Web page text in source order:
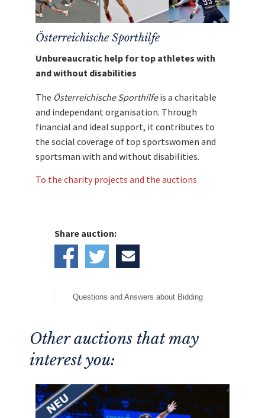
Anmerkung: Ein Versand bis Weihnachten
kann nicht garantiert werden.
Hinweis:Bitte bezahlen Sie unmittelbar
nach Auktionsende per PayPal oder
Sofortüberweisung, um eine
schnellstmögliche Abwicklung zu
Mit den Erlös dieser Auktion unterstützen wir
dieÖsterreichische Sporthilfe .
Österreichische Sporthilfe
Unbureaucratic help for top athletes with
and without disabilities
The Österreichische Sporthilfeis a charitable
and independant organisation. Through
financial and ideal support, it contributes to
the social coverage of top sportswomen and
sportsman with and without disabilities.
To the charity projects and the auctions
Share auction:
Questions and Answers about Bidding
Other auctions that may
interest you: